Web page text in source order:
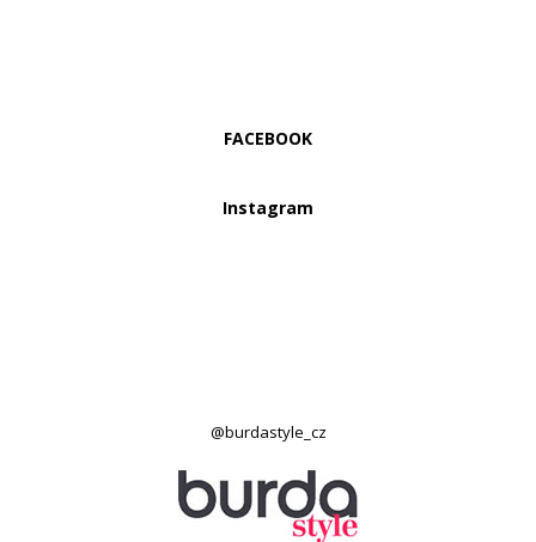
FACEBOOK
Instagram
@burdastyle_cz